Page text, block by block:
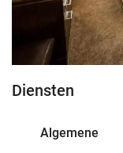
Diensten
Algemene